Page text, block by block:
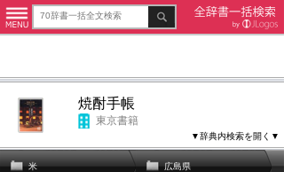
焼酎手帳
東京書籍
▼辞典内検索を開く▼
米 広島県